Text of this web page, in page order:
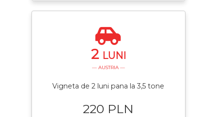
2 LUNI
— AUSTRIA —
Vigneta de 2 luni pana la 3,5 tone
220 PLN